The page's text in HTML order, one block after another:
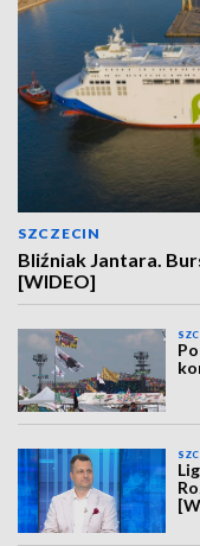
SZCZECIN
Bliźniak Jantara.
[WIDEO]